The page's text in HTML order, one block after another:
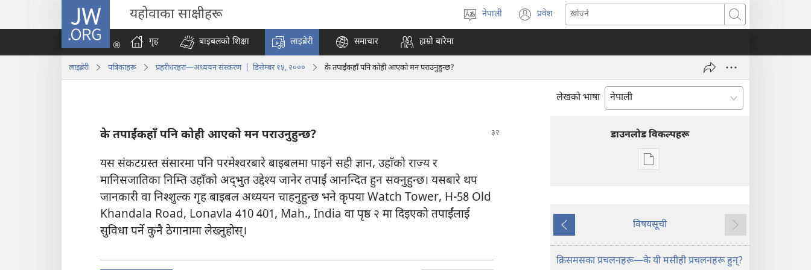
JW.ORG यहोवाका साक्षीहरू
रोज्ने
नेपाली प्रवेश
अर्को
नयाँ
खुल्नेछ)
खोज्ने
गृह बाइबलको शिक्षा लाइब्रेरी समाचार हाम्रो बारेमा
लाइब्रेरी पत्रिकाहरू प्रहरीधरहरा—अध्ययन संस्करण | डिसेम्बर १५, २००० के तपाईंकहाँ पनि कोही आएको मन पराउनुहुन्छ?
लेखको भाषा
के तपाईंकहाँ पनि कोही आएको मन पराउनुहुन्छ?
यस संकटग्रस्त संसारमा पनि परमेश्‍वरबारे बाइबलमा पाइने सही ज्ञान, उहाँको राज्य र
मानिसजातिका निम्ति उहाँको अद्‌भुत उद्देश्‍य जानेर तपाईं आनन्दित हुन सक्नुहुन्छ। यसबारे थप
जानकारी वा निश्‍शुल्क गृह बाइबल अध्ययन चाहनुहुन्छ भने कृपया Watch Tower, H-58 Old
Khandala Road, Lonavla 410 401, Mah., India वा पृष्ठ २ मा दिइएको तपाईंलाई
सुविधा पर्ने कुनै ठेगानामा लेख्नुहोस्‌।
डाउनलोड विकल्पहरू
प्रकाशन
—
संस्करण
डिसेम्बर १५,
अघिल्लो
विषयसूची
अर्को
क्रिसमसका प्रचलनहरू—के यी मसीही प्रचलनहरू हुन्‌?